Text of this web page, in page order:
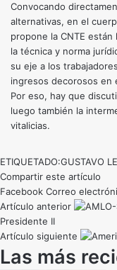
Convocando
alternativas, en el
propone la CNTE
la técnica y norma
su eje a los
ingresos decorosos en
Por eso, hay que
luego también la
vitalicias.
ETIQUETADO:GUSTAVO
Compartir este artículo
Facebook Correo
Artículo anterior
Presidente II
Artículo siguiente
Las más